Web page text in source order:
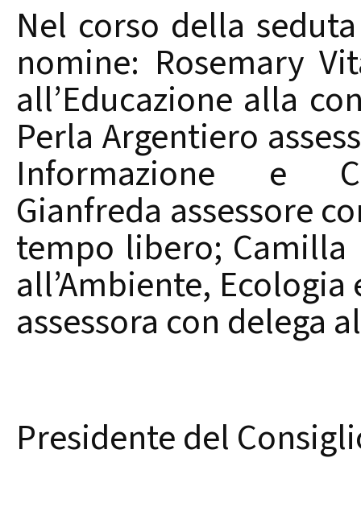
Nel corso della
nomine: Rosemary
all’Educazione alla
Perla Argentiero
Informazione e
Gianfreda assessore
tempo libero; Camilla
all’Ambiente,
assessora con delega
Presidente del